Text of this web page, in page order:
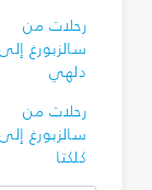
رحلات من
سالزبورغ إلى
دلهي
رحلات من
سالزبورغ إلى
كلكتا